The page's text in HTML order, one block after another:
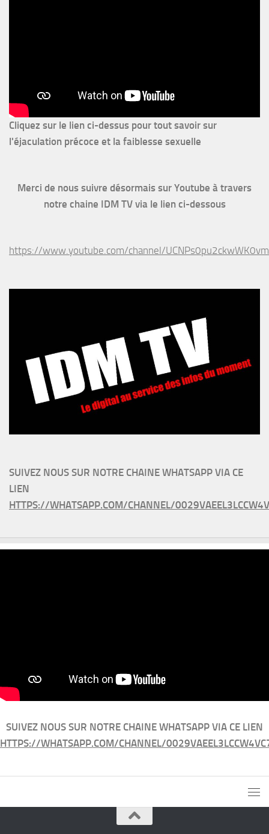
Cliquez sur le lien ci-dessus pour tout savoir sur
l'éjaculation précoce et la faiblesse sexuelle
Merci de nous suivre désormais sur Youtube à travers
notre chaine IDM TV via le lien ci-dessous
https://www.youtube.com/channel/
SUIVEZ NOUS SUR NOTRE CHAINE WHATSAPP VIA CE
LIEN
HTTPS://WHATSAPP.COM/CHANNEL/
SUIVEZ NOUS SUR NOTRE CHAINE WHATSAPP VIA CE LIEN
HTTPS://WHATSAPP.COM/CHANNEL/